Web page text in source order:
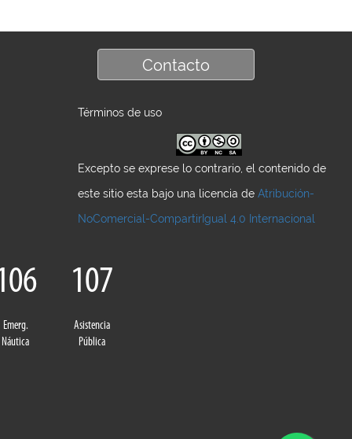
Contacto
Términos de uso
Excepto se exprese lo contrario, el contenido de
este sitio esta bajo una licencia de Atribución-
NoComercial-CompartirIgual 4.0 Internacional
Emerg.
Náutica
107
Asistencia
Pública